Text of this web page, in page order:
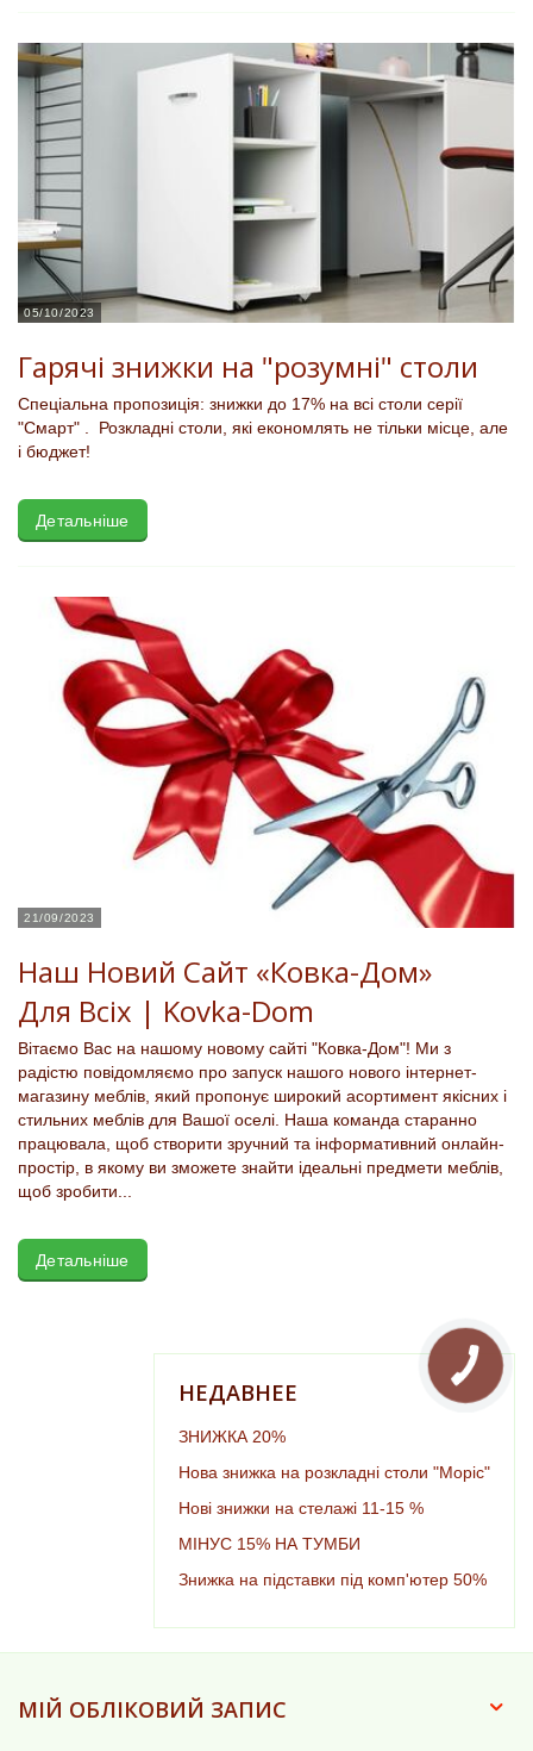
05/10/2023
Гарячі знижки на "розумні" столи
Спеціальна пропозиція: знижки до 17% на всі столи серії
"Смарт" . Розкладні столи, які економлять не тільки місце, але
і бюджет!
Детальніше
21/09/2023
Наш Новий Сайт «Ковка-Дом»
Для Всіх | Kovka-Dom
Вітаємо Вас на нашому новому сайті "Ковка-Дом"! Ми з
радістю повідомляємо про запуск нашого нового інтернет-
магазину меблів, який пропонує широкий асортимент якісних і
стильних меблів для Вашої оселі. Наша команда старанно
працювала, щоб створити зручний та інформативний онлайн-
простір, в якому ви зможете знайти ідеальні предмети меблів,
щоб зробити...
Детальніше
НЕДАВНЕЕ
ЗНИЖКА 20%
Нова знижка на розкладні столи "Моріс"
Нові знижки на стелажі 11-15 %
МІНУС 15% НА ТУМБИ
Знижка на підставки під комп'ютер 50%
МІЙ ОБЛІКОВИЙ ЗАПИС